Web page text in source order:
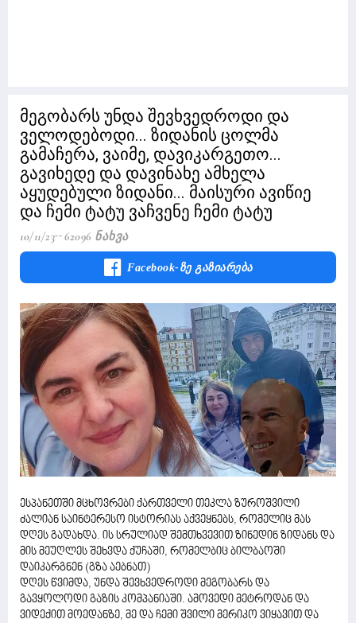
მეგობარს უნდა შევხვედროდი და
ველოდებოდი... ზიდანის ცოლმა
გამაჩერა, ვაიმე, დავიკარგეთო...
გავიხედე და დავინახე ამხელა
აყუდებული ზიდანი... მაისური ავიწიე
და ჩემი ტატუ ვაჩვენე ჩემი ტატუ
10/11/23 62096 Ნახვა
Facebook-Ზე Გაზიარება
ესპანეთში მცხოვრები ქართველი თეკლა ზუროშვილი
ძალიან საინტერესო ისტორიას აქვეყნებს, რომელიც მას
დღეს გადახდა. ის სრულიად შემთხვევით ზინედინ ზიდანს და
მის მეუღლეს შეხვდა ქუჩაში, რომელბიც ბილბაოში
დაიკარგნენ (გზა აებნათ)
დღეს წვიმდა, უნდა შევხვედროდი მეგობარს და
გავყოლოდი გაზის კომპანიაში. ამოვედი მეტროდან და
ვიდექით მოედანზე, მე და ჩემი შვილი მერიკო ვიყავით და